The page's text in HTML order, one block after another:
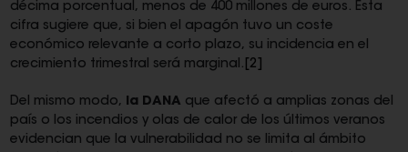
décima porcentual, menos de 400 millones de euros. Esta
cifra sugiere que, si bien el apagón tuvo un coste
económico relevante a corto plazo, su incidencia en el
crecimiento trimestral será marginal. [2]
Del mismo modo, la DANA que afectó a amplias zonas del
país o los incendios y olas de calor de los últimos veranos
evidencian que la vulnerabilidad no se limita al ámbito